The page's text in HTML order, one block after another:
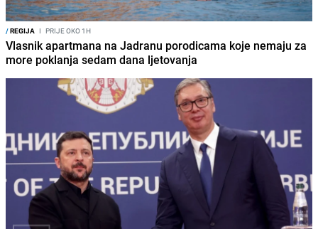
/REGIJA I PRIJE OKO 1H
Vlasnik apartmana na Jadranu porodicama koje nemaju za
more poklanja sedam dana ljetovanja